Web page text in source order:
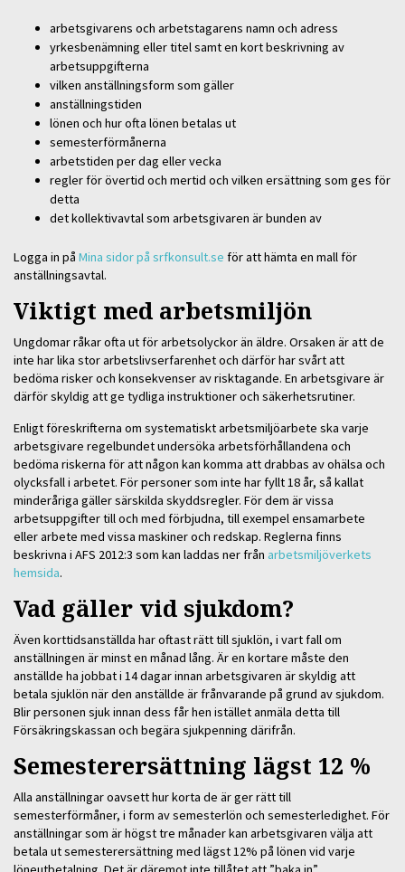
arbetsgivarens och arbetstagarens namn och adress
yrkesbenämning eller titel samt en kort beskrivning av
arbetsuppgifterna
vilken anställningsform som gäller
anställningstiden
lönen och hur ofta lönen betalas ut
semesterförmånerna
arbetstiden per dag eller vecka
regler för övertid och mertid och vilken ersättning som ges för
detta
det kollektivavtal som arbetsgivaren är bunden av
Logga in på Mina sidor på srfkonsult.se för att hämta en mall för
anställningsavtal.
Viktigt med arbetsmiljön
Ungdomar råkar ofta ut för arbetsolyckor än äldre. Orsaken är att de
inte har lika stor arbetslivserfarenhet och därför har svårt att
bedöma risker och konsekvenser av risktagande. En arbetsgivare är
därför skyldig att ge tydliga instruktioner och säkerhetsrutiner.
Enligt föreskrifterna om systematiskt arbetsmiljöarbete ska varje
arbetsgivare regelbundet undersöka arbetsförhållandena och
bedöma riskerna för att någon kan komma att drabbas av ohälsa och
olycksfall i arbetet. För personer som inte har fyllt 18 år, så kallat
minderåriga gäller särskilda skyddsregler. För dem är vissa
arbetsuppgifter till och med förbjudna, till exempel ensamarbete
eller arbete med vissa maskiner och redskap. Reglerna finns
beskrivna i AFS 2012:3 som kan laddas ner från arbetsmiljöverkets
hemsida.
Vad gäller vid sjukdom?
Även korttidsanställda har oftast rätt till sjuklön, i vart fall om
anställningen är minst en månad lång. Är en kortare måste den
anställde ha jobbat i 14 dagar innan arbetsgivaren är skyldig att
betala sjuklön när den anställde är frånvarande på grund av sjukdom.
Blir personen sjuk innan dess får hen istället anmäla detta till
Försäkringskassan och begära sjukpenning därifrån.
Semesterersättning lägst 12 %
Alla anställningar oavsett hur korta de är ger rätt till
semesterförmåner, i form av semesterlön och semesterledighet. För
anställningar som är högst tre månader kan arbetsgivaren välja att
betala ut semesterersättning med lägst 12% på lönen vid varje